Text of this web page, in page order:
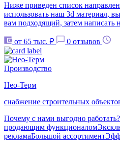
Ниже приведен список
использовать наш 3d материал,
вам подходящий, затем написать
от 65 тыс. ₽ 0 отзывов
Производство
Нео-Терм
снабжение строительных
Почему с нами выгодно
продающим
рекламаБольшой